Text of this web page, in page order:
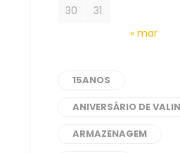
30
31
« mar
15ANOS
ANIVERSÁRIO DE
ARMAZENAGEM